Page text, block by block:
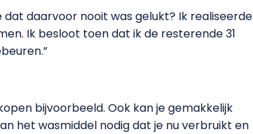
dat daarvoor nooit was gelukt? Ik realiseerde
Ik besloot toen dat ik de resterende 31
bijvoorbeeld. Ook kan je gemakkelijk
het wasmiddel nodig dat je nu verbruikt en